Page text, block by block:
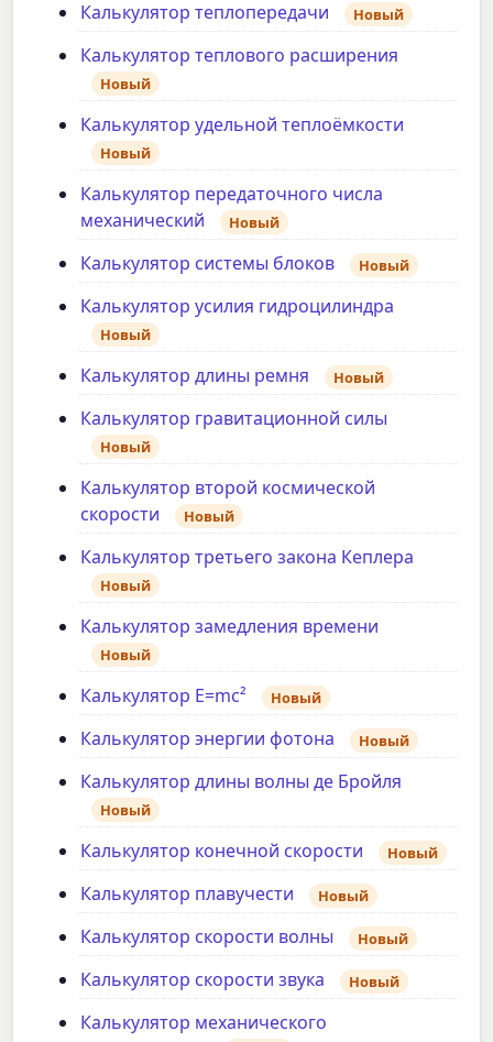
Калькулятор теплопередачи Новый
Калькулятор теплового расширения
Новый
Калькулятор удельной теплоёмкости
Новый
Калькулятор передаточного числа
механический
Новый
Калькулятор системы блоков Новый
Калькулятор усилия гидроцилиндра
Новый
Калькулятор длины ремня Новый
Калькулятор гравитационной силы
Новый
Калькулятор второй космической
скорости
Новый
Калькулятор третьего закона Кеплера
Новый
Калькулятор замедления времени
Новый
Калькулятор E=mc² Новый
Калькулятор энергии фотона Новый
Калькулятор длины волны де Бройля
Новый
Калькулятор конечной скорости Новый
Калькулятор плавучести Новый
Калькулятор скорости волны Новый
Калькулятор скорости звука Новый
Калькулятор механического